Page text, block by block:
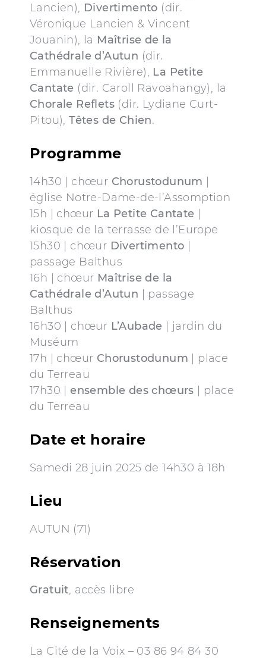
Lancien), Divertimento (dir.
Véronique Lancien & Vincent
Jouanin), la Maîtrise de la
Cathédrale d’Autun (dir.
Emmanuelle Rivière), La Petite
Cantate (dir. Caroll Ravoahangy), la
Chorale Reflets (dir. Lydiane Curt-
Pitou),Têtes de Chien.
Programme
14h30 | chœur Chorustodunum
église Notre-Dame-de-l’Assomption
15h | chœur La Petite Cantate
kiosque de la terrasse de l’Europe
15h30 | chœur Divertimento
passage Balthus
16h | chœur Maîtrise de la
Cathédrale d’Autun | passage
Balthus
16h30 | chœur L’Aubade | jardin du
Muséum
17h | chœur Chorustodunum | place
du Terreau
17h30 |ensemble des chœurs | place
du Terreau
Date et horaire
Samedi 28 juin 2025 de 14h30 à 18h
Lieu
AUTUN (71)
Réservation
Gratuit, accès libre
Renseignements
La Cité de la Voix – 03 86 94 84 30